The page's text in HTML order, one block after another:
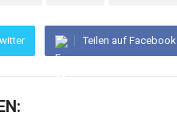
Teilen auf Facebook